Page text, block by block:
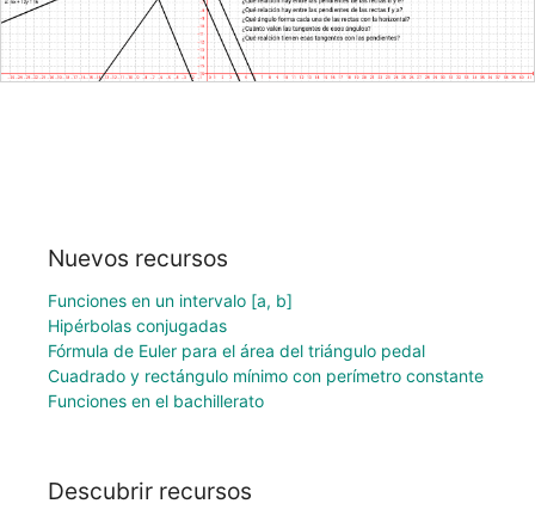
Nuevos recursos
Funciones en un intervalo [a, b]
Hipérbolas conjugadas
Fórmula de Euler para el área del triángulo pedal
Cuadrado y rectángulo mínimo con perímetro constante
Funciones en el bachillerato
Descubrir recursos